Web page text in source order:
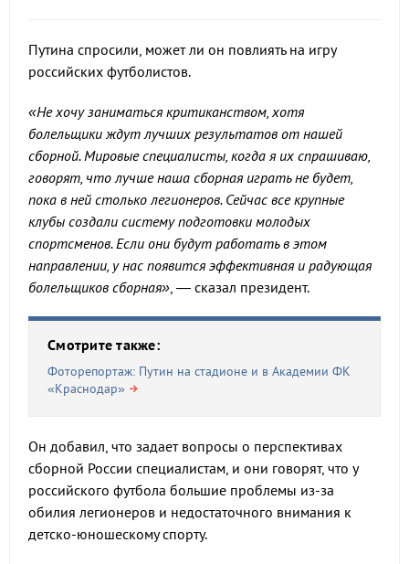
Путина спросили, может ли он повлиять на игру
российских футболистов.
«Не хочу заниматься критиканством, хотя
болельщики ждут лучших результатов от нашей
сборной. Мировые специалисты, когда я их спрашиваю,
говорят, что лучше наша сборная играть не будет,
пока в ней столько легионеров. Сейчас все крупные
клубы создали систему подготовки молодых
спортсменов. Если они будут работать в этом
направлении, у нас появится эффективная и радующая
болельщиков сборная», — сказал президент.
Смотрите также:
Фоторепортаж: Путин на стадионе и в Академии ФК
«Краснодар»
Он добавил, что задает вопросы о перспективах
сборной России специалистам, и они говорят, что у
российского футбола большие проблемы из-за
обилия легионеров и недостаточного внимания к
детско-юношескому спорту.